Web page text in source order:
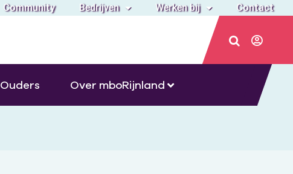
Community Bedrijven Werken bij Contact
Ouders Over mboRijnland